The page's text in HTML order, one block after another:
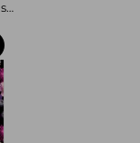
Kuhala ja karmea kasarikesä